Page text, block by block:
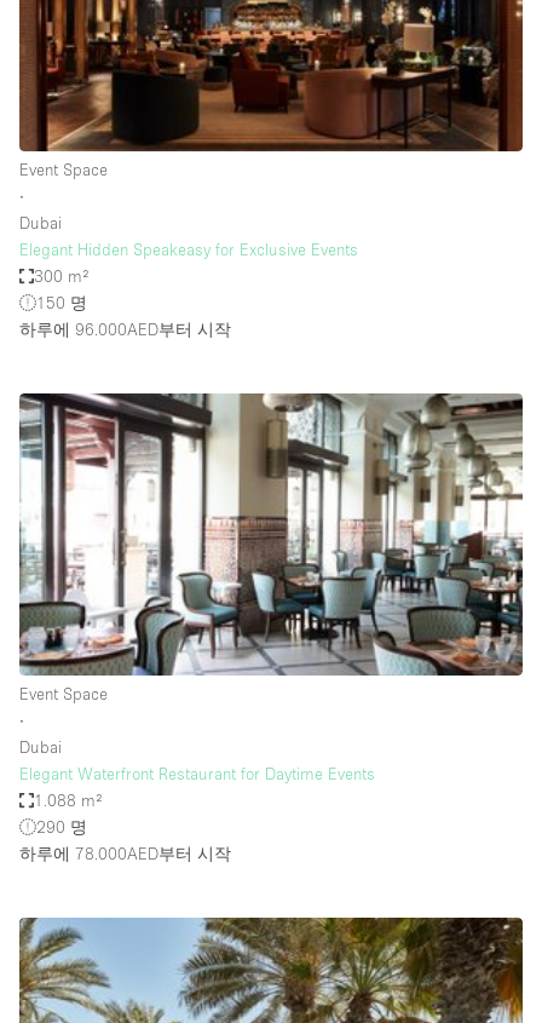
Salon
Shop Share
Stall / Market Stall
Truck
Unique Space
공간 기능
Animals Friendly
Bar
Bathroom
Car Display
Concierge
Counters
Daylight
Electricity
Fitting Rooms
Furniture
Handicap Accessible
Event Space
∙
Dubai
Elegant Hidden Speakeasy for Exclusive Events
300 m²
150 명
하루에 96.000AED부터 시작
Event Space
∙
Dubai
Elegant Waterfront Restaurant for Daytime Events
1.088 m²
290 명
하루에 78.000AED부터 시작